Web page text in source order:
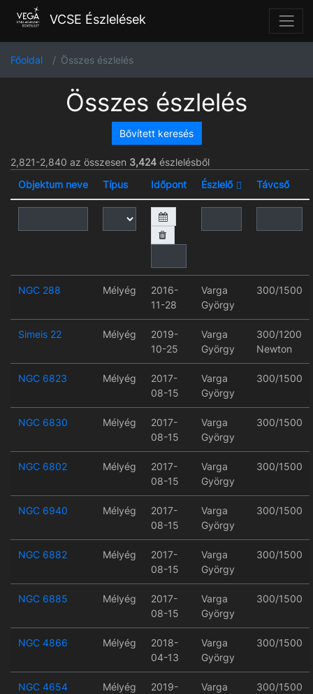
VCSE Észlelések
Főoldal Összes észlelés
Összes észlelés
Bővített keresés
2,821-2,840 az összesen 3,424 észlelésből
Objektum neve
Típus Időpont Észlelő Távcső
NGC 288 Mélyég
2016-
11-28
Varga
György
300/1500
Simeis 22 Mélyég
2019-
10-25
Varga
György
300/1200
Newton
NGC 6823 Mélyég
2017-
08-15
Varga
György
300/1500
NGC 6830 Mélyég
2017-
08-15
Varga
György
300/1500
NGC 6802 Mélyég
2017-
08-15
Varga
György
300/1500
NGC 6940 Mélyég
2017-
08-15
Varga
György
300/1500
NGC 6882 Mélyég
2017-
08-15
Varga
György
300/1500
NGC 6885 Mélyég
2017-
08-15
Varga
György
300/1500
NGC 4866 Mélyég
2018-
04-13
Varga
György
300/1500
NGC 4654 Mélyég
2019-
Varga
300/1500